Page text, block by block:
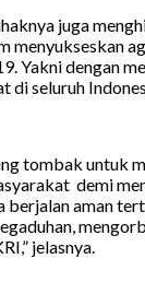
juga
menyukseskan
Yakni dengan
di seluruh
tombak untuk
demi
aman
jelasnya.